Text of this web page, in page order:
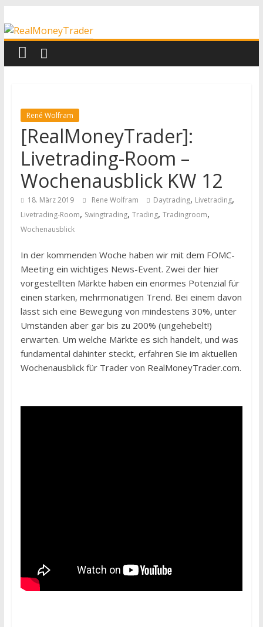
Inhalt
springen
RealMoneyTrader
Echtgeld-
Trading
René Wolfram
[RealMoneyTrader]:
Livetrading-Room –
Wochenausblick KW 12
18. März 2019 Rene Wolfram Daytrading, Livetrading,
Livetrading-Room, Swingtrading, Trading, Tradingroom,
Wochenausblick
In der kommenden Woche haben wir mit dem FOMC-
Meeting ein wichtiges News-Event. Zwei der hier
vorgestellten Märkte haben ein enormes Potenzial für
einen starken, mehrmonatigen Trend. Bei einem davon
lässt sich eine Bewegung von mindestens 30%, unter
Umständen aber gar bis zu 200% (ungehebelt!)
erwarten. Um welche Märkte es sich handelt, und was
fundamental dahinter steckt, erfahren Sie im aktuellen
Wochenausblick für Trader von RealMoneyTrader.com.